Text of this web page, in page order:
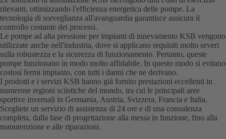
rilevanti, ottimizzando l'efficienza energetica delle pompe. La
tecnologia di sorveglianza all'avanguardia garantisce assicura il
controllo costante dei processi.
Le pompe ad alta pressione per impianti di innevamento KSB vengono
utilizzate anche nell'industria, dove si applicano requisiti molto severi
sulla robustezza e la sicurezza di funzionamento. Pertanto, queste
pompe funzionano in modo molto affidabile. In questo modo si evitano
costosi fermi impianto, con tutti i danni che ne derivano.
I prodotti e i servizi KSB hanno già fornito prestazioni eccellenti in
numerose regioni sciistiche del mondo, tra cui le principali aree
sportive invernali in Germania, Austria, Svizzera, Francia e Italia.
Scegliete un servizio di assistenza di 24 ore e di una consulenza
completa, dalla fase di progettazione alla messa in funzione, fino alla
manutenzione e alle riparazioni.